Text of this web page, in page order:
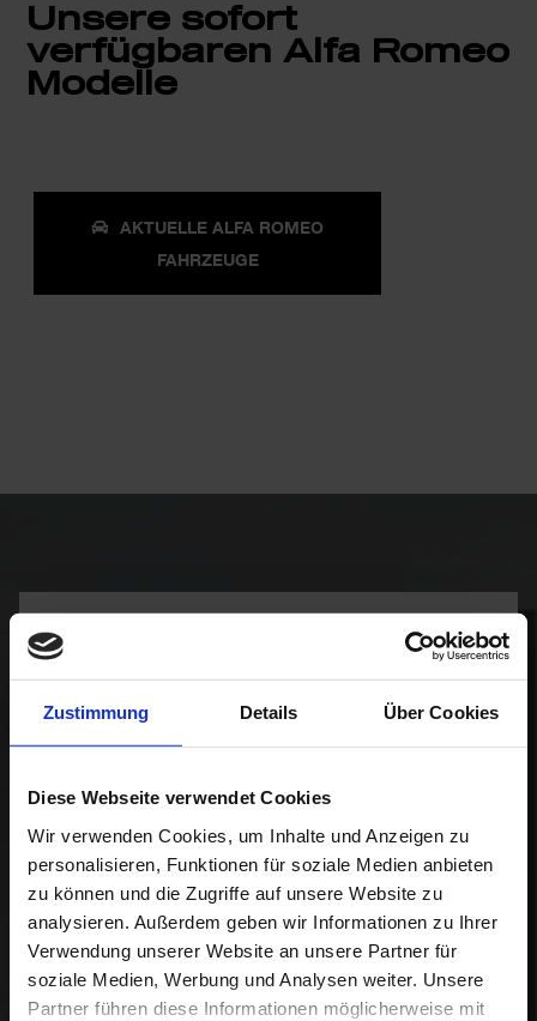
Zustimmung Details Über Cookies
Diese Webseite verwendet Cookies
Wir verwenden Cookies, um Inhalte und Anzeigen zu
personalisieren, Funktionen für soziale Medien anbieten
zu können und die Zugriffe auf unsere Website zu
analysieren. Außerdem geben wir Informationen zu Ihrer
Verwendung unserer Website an unsere Partner für
soziale Medien, Werbung und Analysen weiter. Unsere
Partner führen diese Informationen möglicherweise mit
Unsere sofort
verfügbaren Alfa Romeo
Modelle
AKTUELLE ALFA ROMEO
FAHRZEUGE
IHR DIREKTKONTAKT
Bitte Standort wählen
FAHRZEUG
Alle Fahrzeuge